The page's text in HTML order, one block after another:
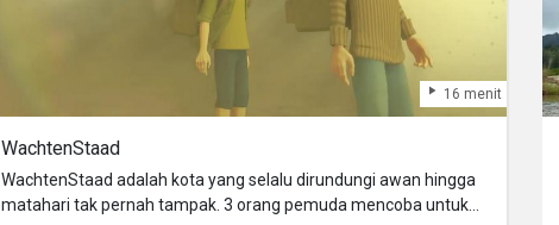
16 menit
WachtenStaad
WachtenStaad adalah kota yang selalu dirundungi awan hingga
matahari tak pernah tampak. 3 orang pemuda mencoba untuk